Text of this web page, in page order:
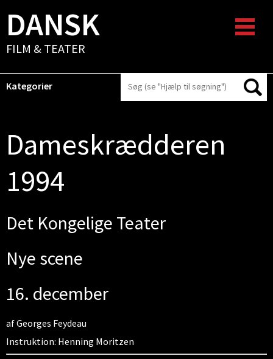
DANSK
FILM & TEATER
Kategorier
Dameskrædderen
1994
Det Kongelige Teater
Nye scene
16. december
af Georges Feydeau
Instruktion: Henning Moritzen